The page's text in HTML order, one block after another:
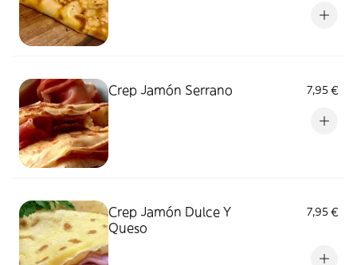
Crep Jamón Serrano 7,95 €
Crep Jamón Dulce Y
Queso
7,95 €